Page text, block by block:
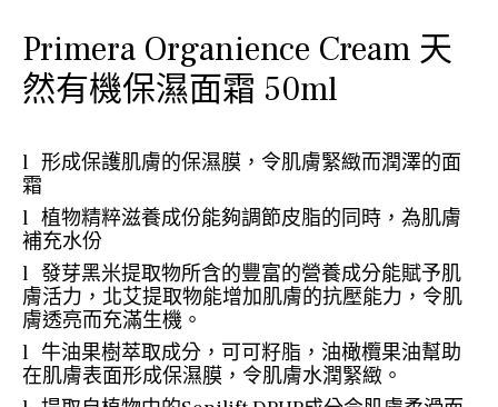
Primera Organience Cream 天
然有機保濕面霜 50ml
l 形成保護肌膚的保濕膜，令肌膚緊緻而潤澤的面
霜
l 植物精粹滋養成份能夠調節皮脂的同時，為肌膚
補充水份
l 發芽黑米提取物所含的豐富的營養成分能賦予肌
膚活力，北艾提取物能增加肌膚的抗壓能力，令肌
膚透亮而充滿生機。
l 牛油果樹萃取成分，可可籽脂，油橄欖果油幫助
在肌膚表面形成保濕膜，令肌膚水潤緊緻。